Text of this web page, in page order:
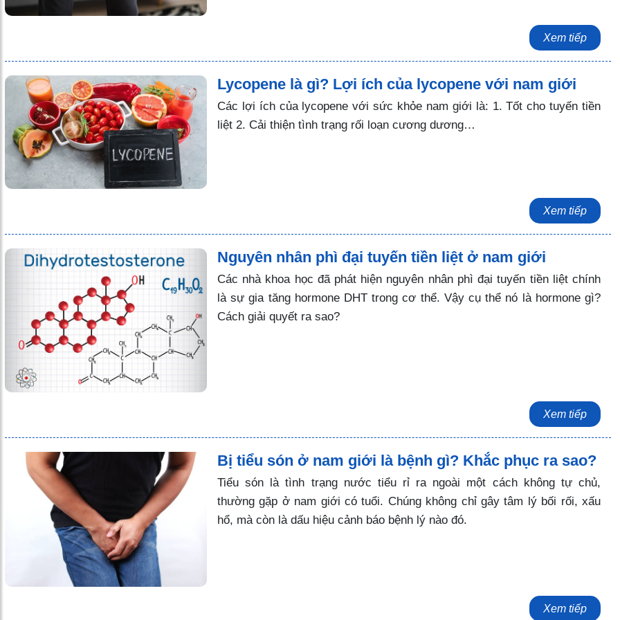
Xem tiếp
Lycopene là gì? Lợi ích của lycopene với nam giới
Các lợi ích của lycopene với sức khỏe nam giới là: 1. Tốt cho tuyến tiền
liệt 2. Cải thiện tình trạng rối loạn cương dương…
Xem tiếp
Nguyên nhân phì đại tuyến tiền liệt ở nam giới
Các nhà khoa học đã phát hiện nguyên nhân phì đại tuyến tiền liệt chính
là sự gia tăng hormone DHT trong cơ thể. Vậy cụ thể nó là hormone gì?
Cách giải quyết ra sao?
Xem tiếp
Bị tiểu són ở nam giới là bệnh gì? Khắc phục ra sao?
Tiểu són là tình trạng nước tiểu rỉ ra ngoài một cách không tự chủ,
thường gặp ở nam giới có tuổi. Chúng không chỉ gây tâm lý bối rối, xấu
hổ, mà còn là dấu hiệu cảnh báo bệnh lý nào đó.
Xem tiếp